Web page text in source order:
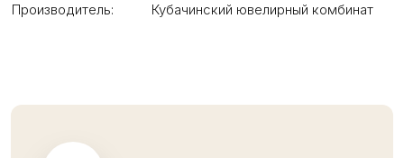
Производитель:
Кубачинский ювелирный комбинат